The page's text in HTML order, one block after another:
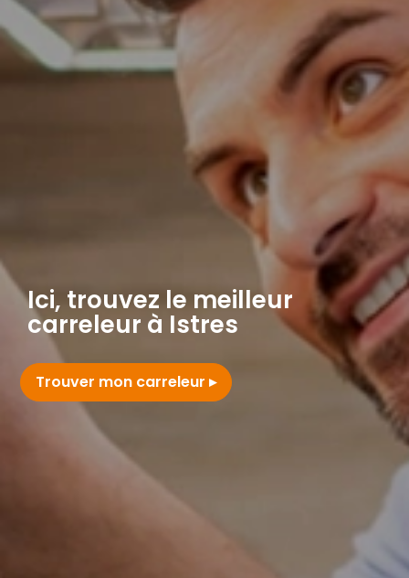
Ici, trouvez le meilleur
carreleur à Istres
Trouver mon carreleur